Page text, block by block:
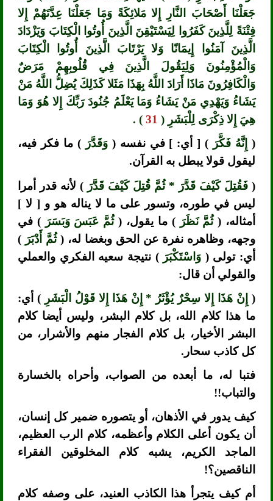
جَعَلْنَا أَصْحَابَ النَّارِ إِلا مَلائِكَةً وَمَا جَعَلْنَا عِدَّتَهُمْ إِلا
فِتْنَةً لِلَّذِينَ كَفَرُوا لِيَسْتَيْقِنَ الَّذِينَ أُوتُوا الْكِتَابَ وَيَزْدَادَ
الَّذِينَ آمَنُوا إِيمَانًا وَلا يَرْتَابَ الَّذِينَ أُوتُوا الْكِتَابَ
وَالْمُؤْمِنُونَ وَلِيَقُولَ الَّذِينَ فِي قُلُوبِهِمْ مَرَضٌ
وَالْكَافِرُونَ مَاذَا أَرَادَ اللَّهُ بِهَذَا مَثَلا كَذَلِكَ يُضِلُّ اللَّهُ مَنْ
يَشَاءُ وَيَهْدِي مَنْ يَشَاءُ وَمَا يَعْلَمُ جُنُودَ رَبِّكَ إِلا هُوَ وَمَا
هِيَ إِلا ذِكْرَى لِلْبَشَرِ (31
) .
(إِنَّهُ فَكَّرَ ) [ أي: ] في نفسه ( وَقَدَّرَ) ما فكر فيه،
ليقول قولا يبطل به القرآن.
(فَقُتِلَ كَيْفَ قَدَّرَ * ثُمَّ قُتِلَ كَيْفَ قَدَّرَ ) لأنه قدر أمرا
ليس في طوره، وتسور على ما لا يناله هو و [ لا ]
أمثاله، (ثُمَّ نَظَرَ) ما يقول، (ثُمَّ عَبَسَ وَبَسَرَ) في
وجهه، وظاهره نفرة عن الحق وبغضا له، ( ثُمَّ أَدْبَرَ)
أي: تولى ( وَاسْتَكْبَرَ) نتيجة سعيه الفكري والعملي
والقولي أن قال:
(إِنْ هَذَا إِلا سِحْرٌ يُؤْثَرُ * إِنْ هَذَا إِلا قَوْلُ الْبَشَرِ) أي:
ما هذا كلام الله، بل كلام البشر، وليس أيضا كلام
البشر الأخيار، بل كلام الفجار منهم والأشرار، من
كل كاذب سحار.
فتبا له، ما أبعده من الصواب، وأحراه بالخسارة
والتباب!!
كيف يدور في الأذهان، أو يتصوره ضمير كل إنسان،
أن يكون أعلى الكلام وأعظمه، كلام الرب العظيم،
الماجد الكريم، يشبه كلام المخلوقين الفقراء
الناقصين؟!
أم كيف يتجرأ هذا الكاذب العنيد، على وصفه كلام